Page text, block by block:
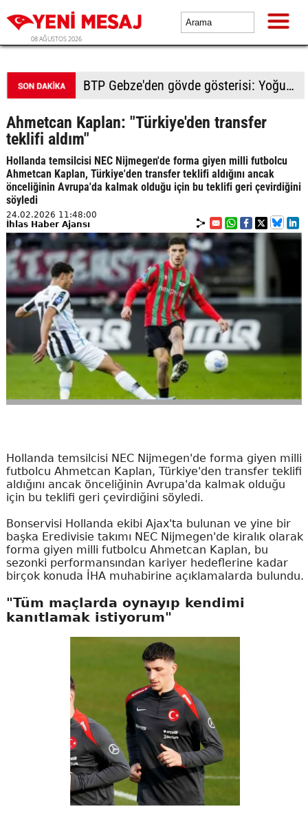
08 AĞUSTOS 2026
BTP Kocaeli'den Darıca çıkarması: Esnaf ve derneklerden yoğun ilgi
Ahmetcan Kaplan: "Türkiye'den transfer
teklifi aldım"
Hollanda temsilcisi NEC Nijmegen'de forma giyen milli futbolcu
Ahmetcan Kaplan, Türkiye'den transfer teklifi aldığını ancak
önceliğinin Avrupa'da kalmak olduğu için bu teklifi geri çevirdiğini
söyledi
24.02.2026 11:48:00
İhlas Haber Ajansı
Hollanda temsilcisi NEC Nijmegen'de forma giyen milli
futbolcu Ahmetcan Kaplan, Türkiye'den transfer teklifi
aldığını ancak önceliğinin Avrupa'da kalmak olduğu
için bu teklifi geri çevirdiğini söyledi.
Bonservisi Hollanda ekibi Ajax'ta bulunan ve yine bir
başka Eredivisie takımı NEC Nijmegen'de kiralık olarak
forma giyen milli futbolcu Ahmetcan Kaplan, bu
sezonki performansından kariyer hedeflerine kadar
birçok konuda İHA muhabirine açıklamalarda bulundu.
"Tüm maçlarda oynayıp kendimi
kanıtlamak istiyorum"